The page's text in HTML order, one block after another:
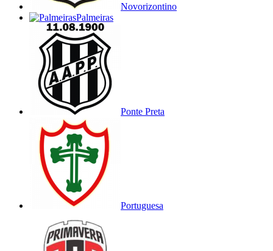
Novorizontino
Palmeiras
Ponte Preta
Portuguesa